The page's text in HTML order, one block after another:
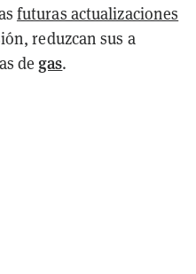
futuras actualizaciones
reduzcan sus a
de gas.